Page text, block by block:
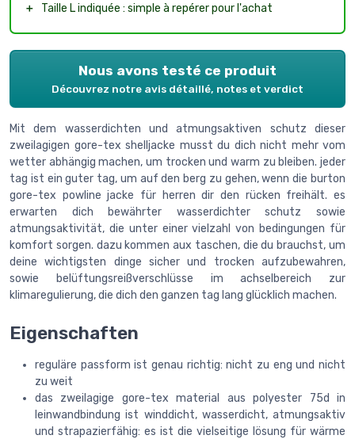
＋
Taille L indiquée : simple à repérer pour l'achat
Nous avons testé ce produit
Découvrez notre avis détaillé, notes et verdict
Mit dem wasserdichten und atmungsaktiven schutz dieser
zweilagigen gore-tex shelljacke musst du dich nicht mehr vom
wetter abhängig machen, um trocken und warm zu bleiben. jeder
tag ist ein guter tag, um auf den berg zu gehen, wenn die burton
gore-tex powline jacke für herren dir den rücken freihält. es
erwarten dich bewährter wasserdichter schutz sowie
atmungsaktivität, die unter einer vielzahl von bedingungen für
komfort sorgen. dazu kommen aux taschen, die du brauchst, um
deine wichtigsten dinge sicher und trocken aufzubewahren,
sowie belüftungsreißverschlüsse im achselbereich zur
klimaregulierung, die dich den ganzen tag lang glücklich machen.
Eigenschaften
reguläre passform ist genau richtig: nicht zu eng und nicht
zu weit
das zweilagige gore-tex material aus polyester 75d in
leinwandbindung ist winddicht, wasserdicht, atmungsaktiv
und strapazierfähig: es ist die vielseitige lösung für wärme